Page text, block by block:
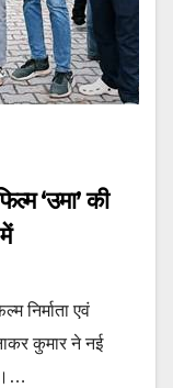
‘उमा’ की
निर्माता एवं
कुमार ने नई